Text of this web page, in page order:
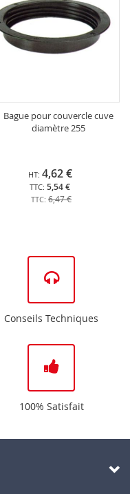
Bague pour couvercle cuve
diamètre 255
5,54 €
4,62 €
6,47 €
Ajouter
Conseils Techniques
100% Satisfait